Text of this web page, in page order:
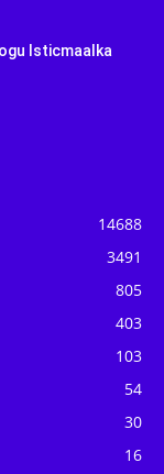
Isticmaalka
14688
3491
805
403
103
54
30
16